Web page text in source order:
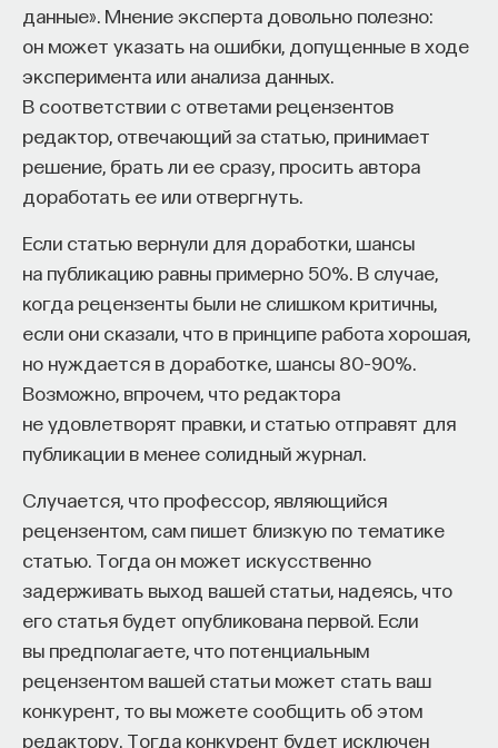
данные». Мнение эксперта довольно полезно:
он может указать на ошибки, допущенные в ходе
эксперимента или анализа данных.
В соответствии с ответами рецензентов
редактор, отвечающий за статью, принимает
решение, брать ли ее сразу, просить автора
доработать ее или отвергнуть.
Если статью вернули для доработки, шансы
на публикацию равны примерно 50%. В случае,
когда рецензенты были не слишком критичны,
если они сказали, что в принципе работа хорошая,
но нуждается в доработке, шансы 80–90%.
Возможно, впрочем, что редактора
не удовлетворят правки, и статью отправят для
публикации в менее солидный журнал.
Случается, что профессор, являющийся
рецензентом, сам пишет близкую по тематике
статью. Тогда он может искусственно
задерживать выход вашей статьи, надеясь, что
его статья будет опубликована первой. Если
вы предполагаете, что потенциальным
рецензентом вашей статьи может стать ваш
конкурент, то вы можете сообщить об этом
редактору. Тогда конкурент будет исключен
заинтересованы в том, как с помощью найма
улучшить свою репутацию. Выбор должен быть
сделан так, чтобы за пределами университета
было ясно, что кандидат из числа самых
достойных. На этом сосредоточены помыслы
и преподавателей департамента, и вышестоящей
администрации, которая может одобрить его
Престиж степени позволяет легко
продемонстрировать, что департамент делает
выбор в пользу самых лучших выпускников.
Академический найм становится символом,
указывающим на статус департамента. Если
построить иерархию престижа департаментов
на основании наблюдений за академическим
рейтингом, то различий между двумя иерархиями
найдется не очень много.
Академический найм мы можем рассматривать
как знак почтения, который департамент отдает
другому департаменту, когда нанимает его
выпускников, и который он может получить, если
другие департаменты, в свою очередь, будут
нанимать его выпускников. Особенное место